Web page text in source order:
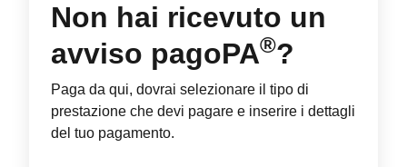
Non hai ricevuto un
avviso pagoPA®?
Paga da qui, dovrai selezionare il tipo di
prestazione che devi pagare e inserire i dettagli
del tuo pagamento.